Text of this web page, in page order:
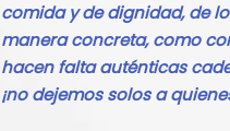
comida y de dignidad, de
manera concreta, como
hacen falta auténticas
¡no dejemos solos a